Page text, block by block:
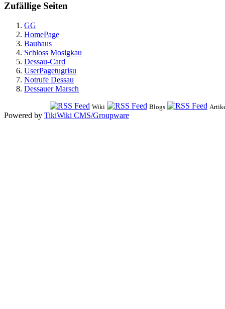
Zufällige Seiten
GG
HomePage
Bauhaus
Schloss Mosigkau
Dessau-Card
UserPagetugrisu
Notrufe Dessau
Dessauer Marsch
Wiki Blogs
Powered by TikiWiki CMS/Groupware